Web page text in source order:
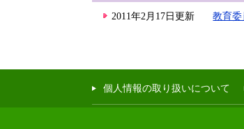
2011年2月17日更新 教育委
個人情報の取り扱いについて